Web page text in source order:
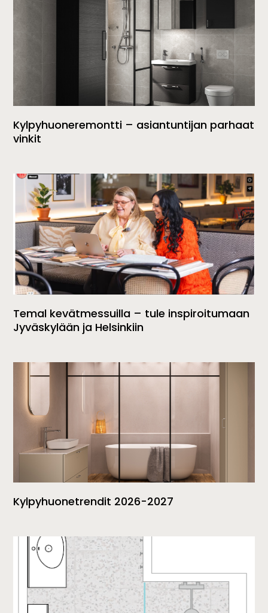
Kylpyhuoneremontti – asiantuntijan parhaat
vinkit
Temal kevätmessuilla – tule inspiroitumaan
Jyväskylään ja Helsinkiin
Kylpyhuonetrendit 2026-2027